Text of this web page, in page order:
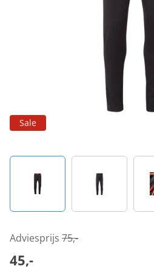
Sale
Adviesprijs 75,-
45,-